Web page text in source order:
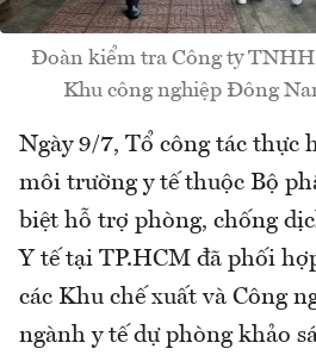
Đoàn kiểm tra Công ty
Khu công nghiệp Đông
Ngày 9/7, Tổ công tác thực
môi trường y tế thuộc Bộ
biệt hỗ trợ phòng, chống
Y tế tại TP.HCM đã phối
các Khu chế xuất và Công
ngành y tế dự phòng khảo